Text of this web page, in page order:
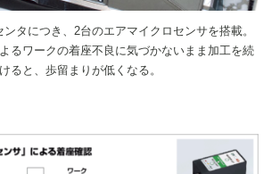
タにつき、2台のエアマイクロセンサを搭載。
るワークの着座不良に気づかないまま加工を続
けると、歩留まりが低くなる。